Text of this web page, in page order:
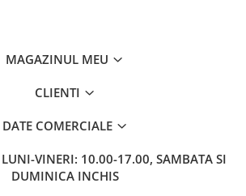
MAGAZINUL MEU
CLIENTI
DATE COMERCIALE
LUNI-VINERI: 10.00-17.00, SAMBATA SI
DUMINICA INCHIS